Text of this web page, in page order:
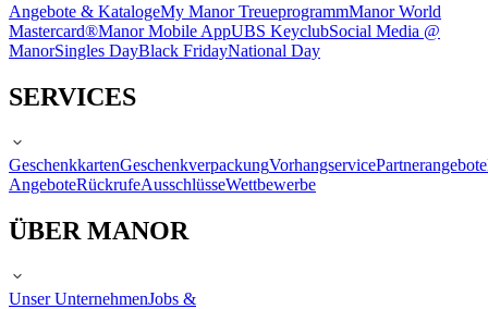
Angebote & KatalogeMy Manor TreueprogrammManor World
Mastercard®Manor Mobile AppUBS KeyclubSocial Media @
ManorSingles DayBlack FridayNational Day
SERVICES
GeschenkkartenGeschenkverpackungVorhangservicePartnerangebote
AngeboteRückrufeAusschlüsseWettbewerbe
ÜBER MANOR
Unser UnternehmenJobs &